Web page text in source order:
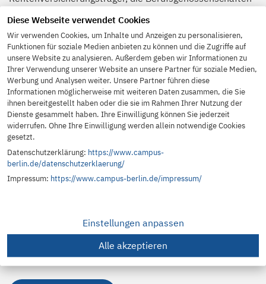
Diese Webseite verwendet Cookies
Wir verwenden Cookies, um Inhalte und Anzeigen zu personalisieren,
Funktionen für soziale Medien anbieten zu können und die Zugriffe auf
unsere Website zu analysieren. Außerdem geben wir Informationen zu
Ihrer Verwendung unserer Website an unsere Partner für soziale Medien,
Werbung und Analysen weiter. Unsere Partner führen diese
Informationen möglicherweise mit weiteren Daten zusammen, die Sie
ihnen bereitgestellt haben oder die sie im Rahmen Ihrer Nutzung der
Dienste gesammelt haben. Ihre Einwilligung können Sie jederzeit
widerrufen. Ohne Ihre Einwilligung werden allein notwendige Cookies
gesetzt.
Datenschutzerklärung: https://www.campus-
berlin.de/datenschutzerklaerung/
Impressum: https://www.campus-berlin.de/impressum/
Einstellungen anpassen
Alle akzeptieren
individuellen Voraussetzungen möglich.
Ansprechpartnerin
T
E
e.tseden@campus-bb.de
Lehrgangsinformationen kompakt im Überblick: